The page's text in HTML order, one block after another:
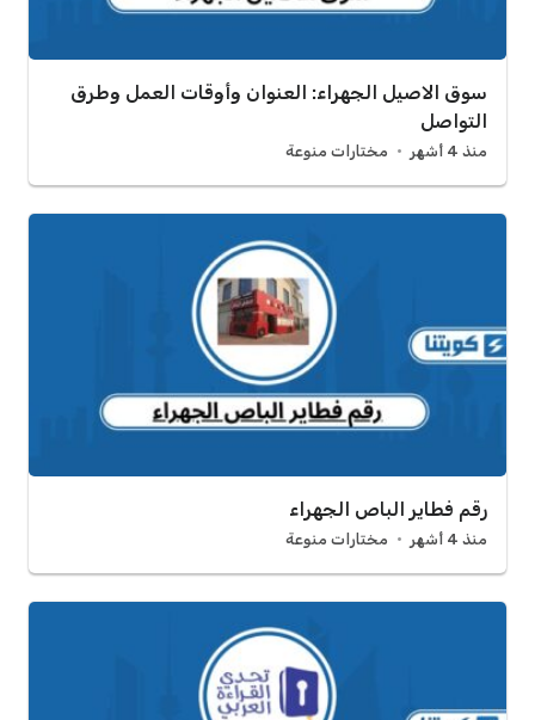
سوق الاصيل الجهراء: العنوان وأوقات العمل وطرق
التواصل
منذ 4 أشهر مختارات منوعة
رقم فطاير الباص الجهراء
منذ 4 أشهر مختارات منوعة